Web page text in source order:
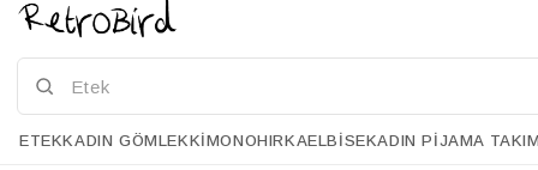
ETEKKADIN GÖMLEKKIMONOHIRKAELBISEKADIN PIJAMA